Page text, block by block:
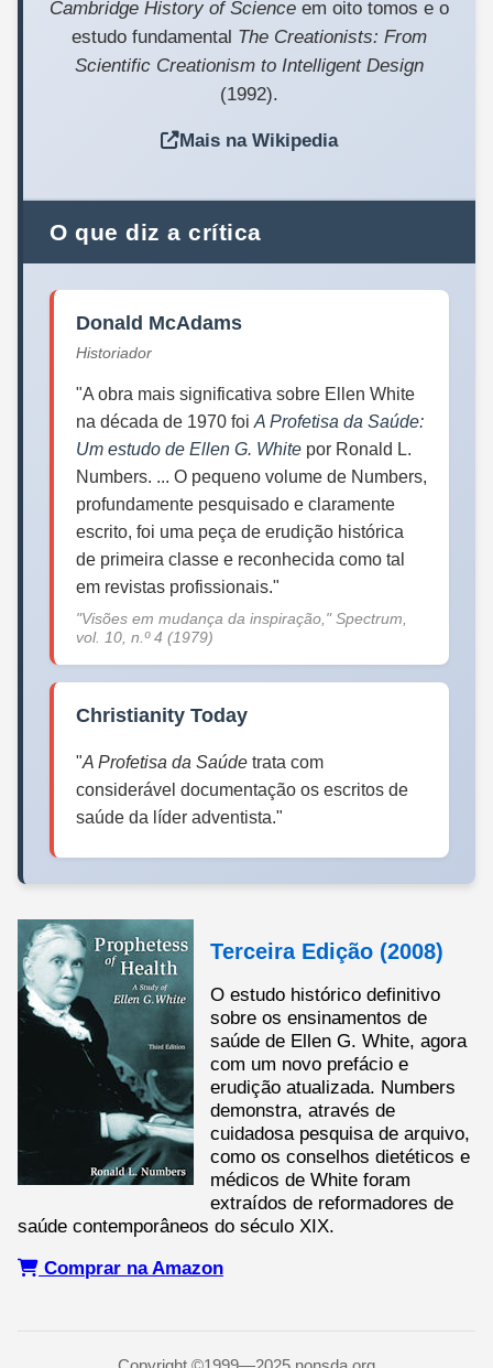
Cambridge History of Science em oito tomos e o
estudo fundamental The Creationists: From
Scientific Creationism to Intelligent Design
(1992).
Mais na Wikipedia
O que diz a crítica
Donald McAdams
Historiador
"A obra mais significativa sobre Ellen White
na década de 1970 foiA Profetisa da Saúde:
Um estudo de Ellen G. White por Ronald L.
Numbers. ... O pequeno volume de Numbers,
profundamente pesquisado e claramente
escrito, foi uma peça de erudição histórica
de primeira classe e reconhecida como tal
em revistas profissionais."
"Visões em mudança da inspiração," Spectrum,
vol. 10, n.º 4 (1979)
Christianity Today
"A Profetisa da Saúde trata com
considerável documentação os escritos de
saúde da líder adventista."
Terceira Edição (2008)
O estudo histórico definitivo
sobre os ensinamentos de
saúde de Ellen G. White, agora
com um novo prefácio e
erudição atualizada. Numbers
demonstra, através de
cuidadosa pesquisa de arquivo,
como os conselhos dietéticos e
médicos de White foram
extraídos de reformadores de
saúde contemporâneos do século XIX.
Comprar na Amazon